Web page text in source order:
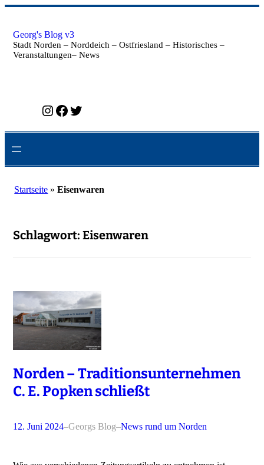
Zum
springen
Georg's Blog v3
Stadt Norden – Norddeich – Ostfriesland – Historisches –
Veranstaltungen– News
Instagram Facebook Twitter
Startseite »Eisenwaren
Schlagwort: Eisenwaren
Norden – Traditionsunternehmen
C. E. Popken schließt
12. Juni 2024–Georgs Blog–News rund um Norden